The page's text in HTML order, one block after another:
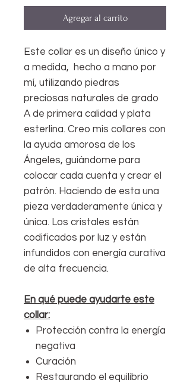
Agregar al carrito
Este collar es un diseño único y
a medida, hecho a mano por
mí, utilizando piedras
preciosas naturales de grado
A de primera calidad y plata
esterlina. Creo mis collares con
la ayuda amorosa de los
Ángeles, guiándome para
colocar cada cuenta y crear el
patrón. Haciendo de esta una
pieza verdaderamente única y
única. Los cristales están
codificados por luz y están
infundidos con energía curativa
de alta frecuencia.
En qué puede ayudarte este
collar:
Protección contra la energía
negativa
Curación
Restaurando el equilibrio